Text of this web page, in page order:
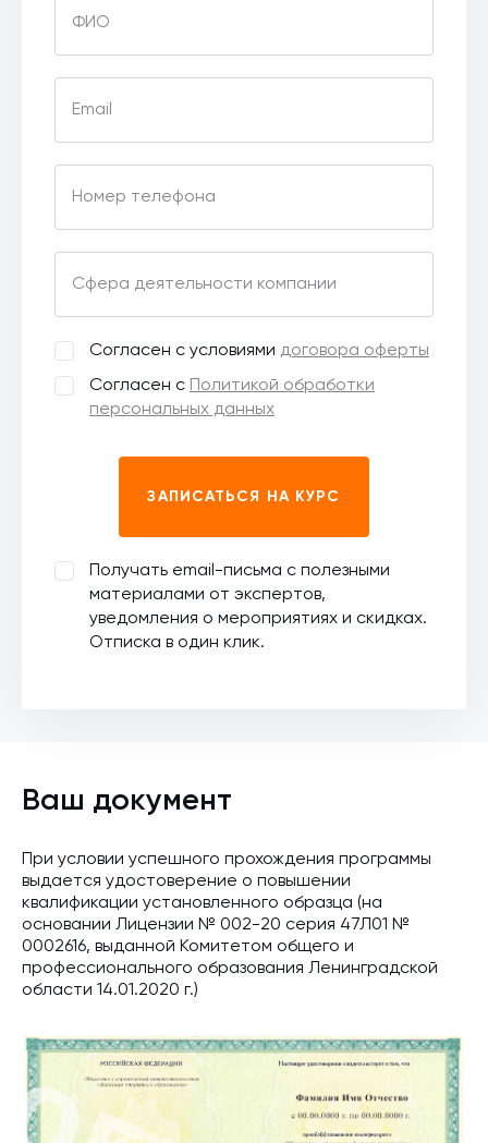
ФИО
Email
Номер телефона
Сфера деятельности компании
Согласен с условиями договора оферты
Согласен с
Политикой обработки
персональных данных
ЗАПИСАТЬСЯ НА КУРС
Получать email-письма с полезными
материалами от экспертов,
уведомления о мероприятиях и скидках.
Отписка в один клик.
Ваш документ
При условии успешного прохождения программы
выдается удостоверение о повышении
квалификации установленного образца (на
основании Лицензии № 002-20 серия 47Л01 №
0002616, выданной Комитетом общего и
профессионального образования Ленинградской
области 14.01.2020 г.)